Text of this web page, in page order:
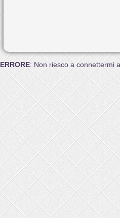
ERRORE: Non riesco a connettermi